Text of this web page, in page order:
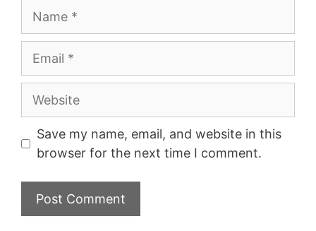
Name
Email
Website
Save my name, email, and website in this
browser for the next time I comment.